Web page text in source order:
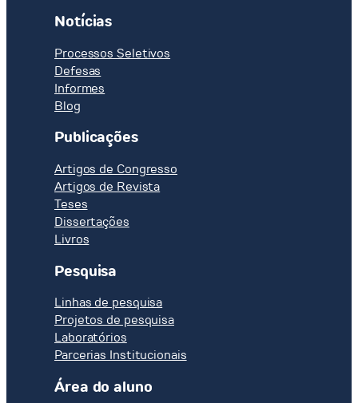
Notícias
Processos Seletivos
Defesas
Informes
Blog
Publicações
Artigos de Congresso
Artigos de Revista
Teses
Dissertações
Livros
Pesquisa
Linhas de pesquisa
Projetos de pesquisa
Laboratórios
Parcerias Institucionais
Área do aluno